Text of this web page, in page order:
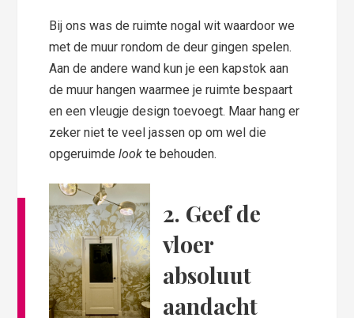
Bij ons was de ruimte nogal wit waardoor we
met de muur rondom de deur gingen spelen.
Aan de andere wand kun je een kapstok aan
de muur hangen waarmee je ruimte bespaart
en een vleugje design toevoegt. Maar hang er
zeker niet te veel jassen op om wel die
opgeruimdelook te behouden.
2. Geef de
vloer
absoluut
aandacht